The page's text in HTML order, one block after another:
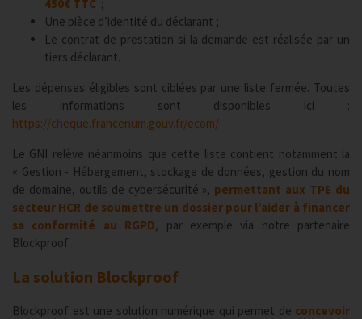
450€ TTC ;
Une pièce d’identité du déclarant ;
Le contrat de prestation si la demande est réalisée par un
tiers déclarant.
Les dépenses éligibles sont ciblées par une liste fermée. Toutes
les informations sont disponibles ici :
https://cheque.francenum.gouv.fr/ecom/
Le GNI relève néanmoins que cette liste contient notamment la
« Gestion - Hébergement, stockage de données, gestion du nom
de domaine, outils de cybersécurité », permettant aux TPE du
secteur HCR de soumettre un dossier pour l’aider à financer
sa conformité au RGPD, par exemple via notre partenaire
Blockproof
La solution Blockproof
Blockproof est une solution numérique qui permet de concevoir